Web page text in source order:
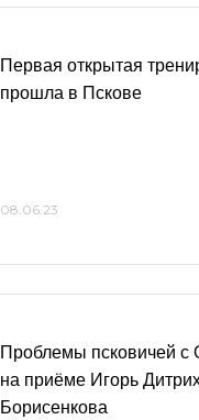
Первая открытая
прошла в Пскове
08.06.23
Проблемы псковичей
на приёме Игорь
Борисенкова